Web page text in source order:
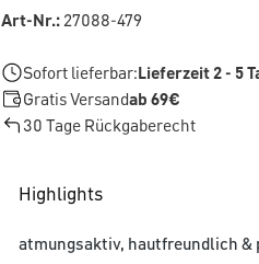
Art-Nr.:27088-479
Sofort lieferbar: Lieferzeit 2 - 5
Gratis Versandab 69€
30 Tage Rückgaberecht
Highlights
atmungsaktiv, hautfreundlich &